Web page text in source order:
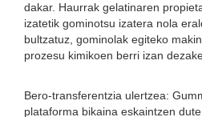
dakar. Haurrak gelatinaren
izatetik gominotsu izatera nola
bultzatuz, gominolak egiteko
prozesu kimikoen berri izan
Bero-transferentzia ulertzea:
plataforma bikaina eskaintzen